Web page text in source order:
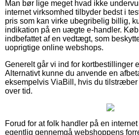
Man bør lige meget hvad ikke
internet virksomhed tilbyder bedst i
pris som kan virke ubegribelig billig,
indikation på en uægte e-handler.
indbefattet af en vedtægt, som
uoprigtige online webshops.
Generelt går vi ind for kortbestillinger
Alternativt kunne du anvende en
eksempelvis ViaBill, hvis du
over tid.
Forud for at folk handler på en
egentlig gennemgå webshoppens